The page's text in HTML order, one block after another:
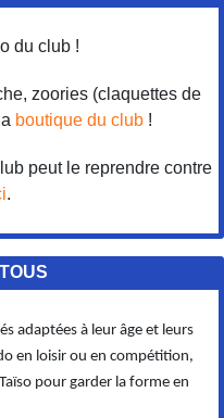
du club !
zoories (claquettes de
boutique du club !
peut le reprendre contre
.
adaptées à leur âge et leurs
en loisir ou en compétition,
pour garder la forme en